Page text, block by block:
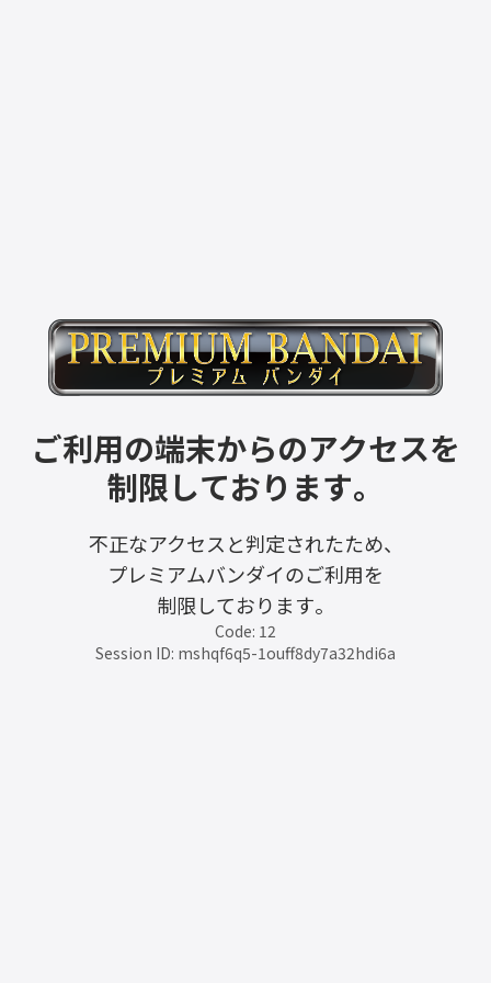
ご利用の端末からのアクセスを
制限しております。
不正なアクセスと判定されたため、
プレミアムバンダイのご利用を
制限しております。
Code: 12
Session ID: mshqf6q5-1ouff8dy7a32hdi6a